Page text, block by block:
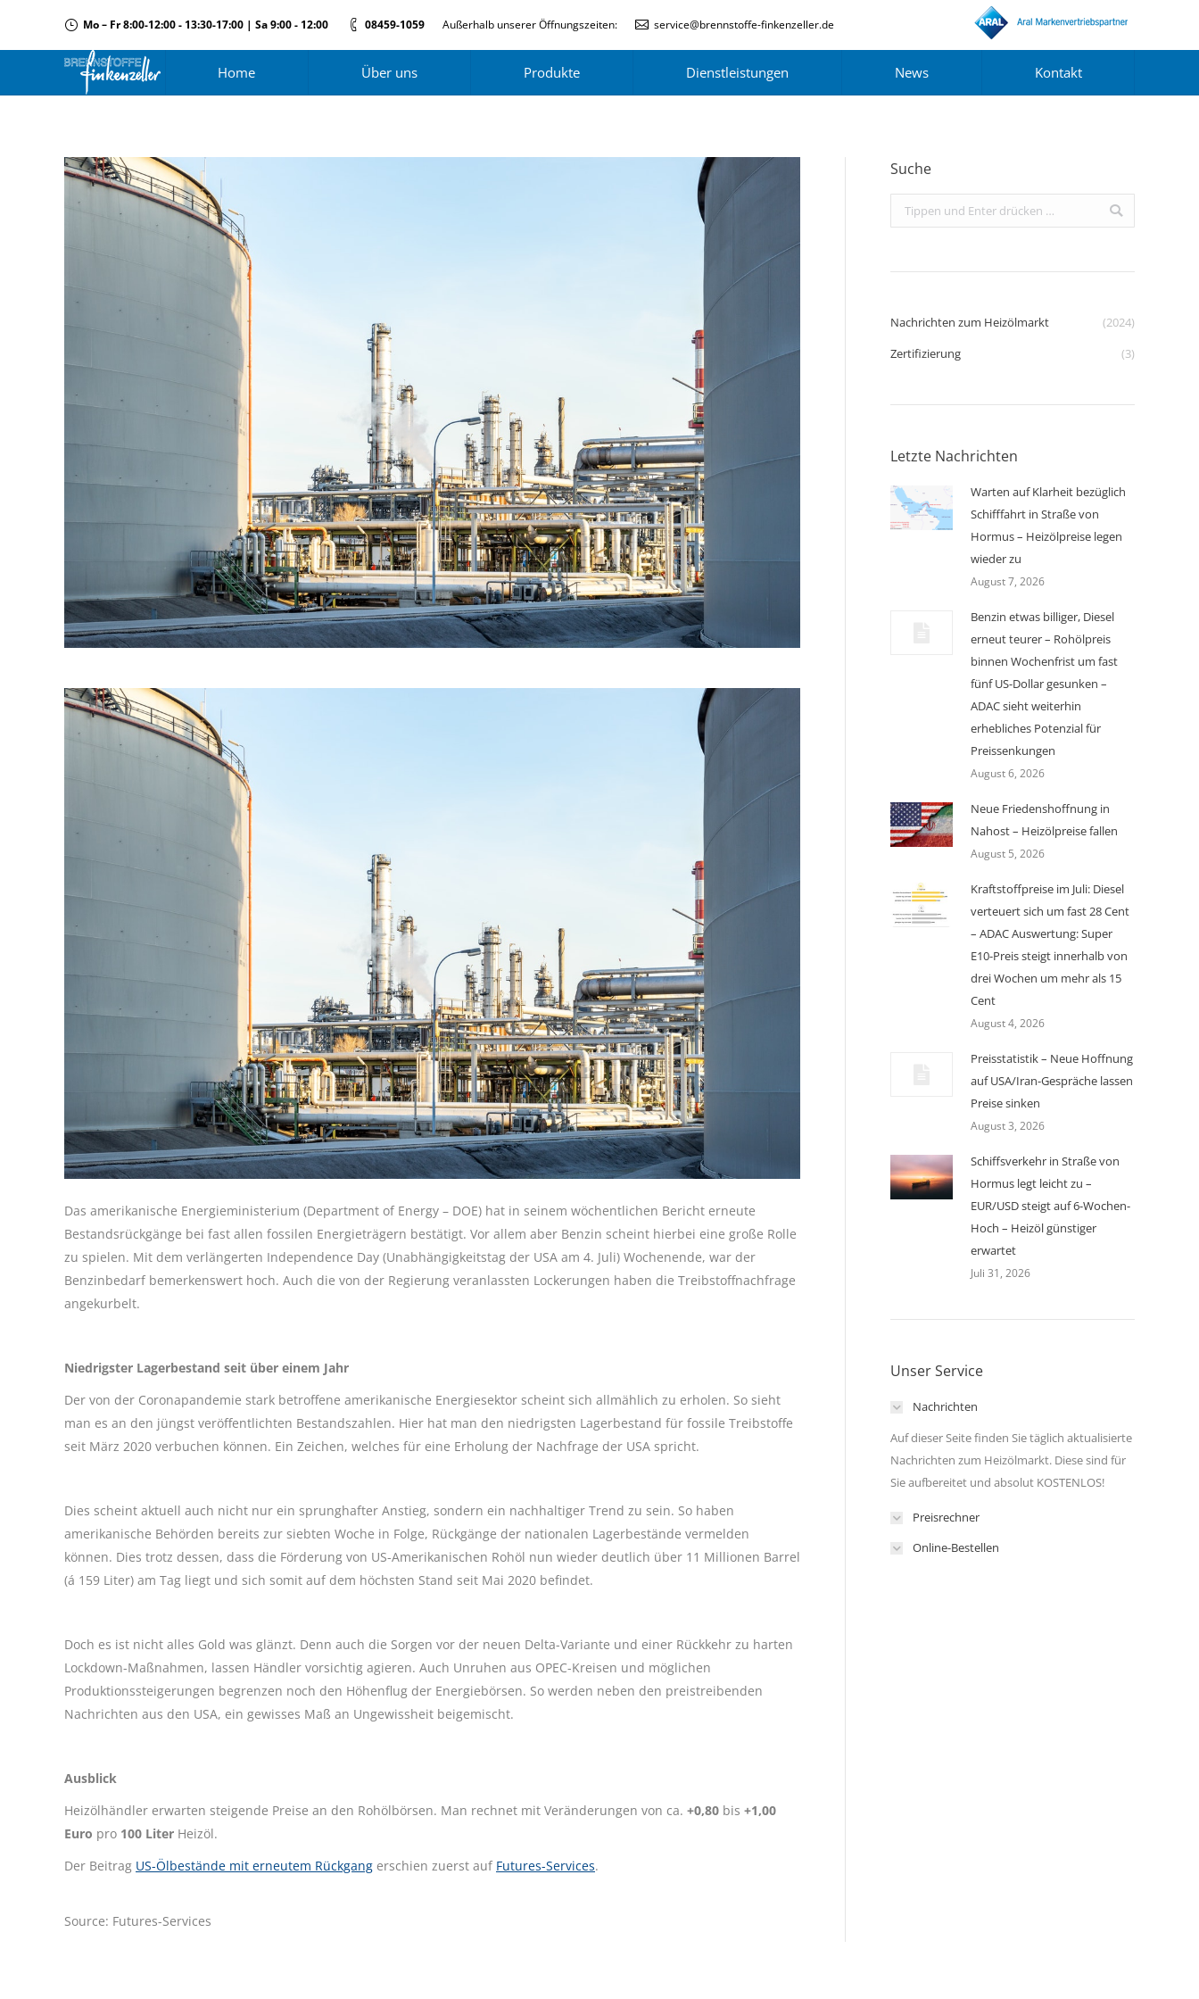
Mo – Fr 8:00-12:00 - 13:30-17:00 | Sa 9:00 - 12:00 08459-1059 Außerhalb unserer Öffnungszeiten: service@brennstoffe-finkenzeller.de
Home Über uns Produkte Dienstleistungen News Kontakt
Das amerikanische Energieministerium (Department of Energy – DOE) hat in seinem wöchentlichen Bericht erneute
Bestandsrückgänge bei fast allen fossilen Energieträgern bestätigt. Vor allem aber Benzin scheint hierbei eine große Rolle
zu spielen. Mit dem verlängerten Independence Day (Unabhängigkeitstag der USA am 4. Juli) Wochenende, war der
Benzinbedarf bemerkenswert hoch. Auch die von der Regierung veranlassten Lockerungen haben die Treibstoffnachfrage
angekurbelt.
Niedrigster Lagerbestand seit über einem Jahr
Der von der Coronapandemie stark betroffene amerikanische Energiesektor scheint sich allmählich zu erholen. So sieht
man es an den jüngst veröffentlichten Bestandszahlen. Hier hat man den niedrigsten Lagerbestand für fossile Treibstoffe
seit März 2020 verbuchen können. Ein Zeichen, welches für eine Erholung der Nachfrage der USA spricht.
Dies scheint aktuell auch nicht nur ein sprunghafter Anstieg, sondern ein nachhaltiger Trend zu sein. So haben
amerikanische Behörden bereits zur siebten Woche in Folge, Rückgänge der nationalen Lagerbestände vermelden
können. Dies trotz dessen, dass die Förderung von US-Amerikanischen Rohöl nun wieder deutlich über 11 Millionen Barrel
(á 159 Liter) am Tag liegt und sich somit auf dem höchsten Stand seit Mai 2020 befindet.
Doch es ist nicht alles Gold was glänzt. Denn auch die Sorgen vor der neuen Delta-Variante und einer Rückkehr zu harten
Lockdown-Maßnahmen, lassen Händler vorsichtig agieren. Auch Unruhen aus OPEC-Kreisen und möglichen
Produktionssteigerungen begrenzen noch den Höhenflug der Energiebörsen. So werden neben den preistreibenden
Nachrichten aus den USA, ein gewisses Maß an Ungewissheit beigemischt.
Ausblick
Heizölhändler erwarten steigende Preise an den Rohölbörsen. Man rechnet mit Veränderungen von ca. +0,80 bis +1,00
Euro pro 100 Liter Heizöl.
Der Beitrag US-Ölbestände mit erneutem Rückgang erschien zuerst auf Futures-Services.
Source: Futures-Services
Suche
Search:
Nachrichten zum Heizölmarkt
(2024)
Zertifizierung
(3)
Letzte Nachrichten
Warten auf Klarheit bezüglich
Schifffahrt in Straße von
Hormus – Heizölpreise legen
wieder zu
August 7, 2026
Benzin etwas billiger, Diesel
erneut teurer – Rohölpreis
binnen Wochenfrist um fast
fünf US-Dollar gesunken –
ADAC sieht weiterhin
erhebliches Potenzial für
Preissenkungen
August 6, 2026
Neue Friedenshoffnung in
Nahost – Heizölpreise fallen
August 5, 2026
Kraftstoffpreise im Juli: Diesel
verteuert sich um fast 28 Cent
– ADAC Auswertung: Super
E10-Preis steigt innerhalb von
drei Wochen um mehr als 15
Cent
August 4, 2026
Preisstatistik – Neue Hoffnung
auf USA/Iran-Gespräche lassen
Preise sinken
August 3, 2026
Schiffsverkehr in Straße von
Hormus legt leicht zu –
EUR/USD steigt auf 6-Wochen-
Hoch – Heizöl günstiger
erwartet
Juli 31, 2026
Unser Service
Nachrichten
Auf dieser Seite finden Sie täglich aktualisierte
Nachrichten zum Heizölmarkt. Diese sind für
Sie aufbereitet und absolut KOSTENLOS!
Preisrechner
Online-Bestellen